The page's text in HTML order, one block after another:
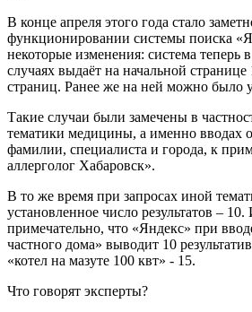
В конце апреля этого года стало
функционировании системы поиска
некоторые изменения: система теперь
случаях выдаёт на начальной странице
страниц. Ранее же на ней можно было
Такие случаи были замечены в
тематики медицины, а именно вводах
фамилии, специалиста и города, к
аллерголог Хабаровск».
В то же время при запросах иной
установленное число результатов –
примечательно, что «Яндекс» при
частного дома» выводит 10
«котел на мазуте 100 квт» - 15.
Что говорят эксперты?